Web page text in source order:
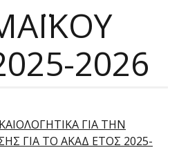
2026
ΓΙΑ ΤΗΝ
ΓΙΑ ΤΟ ΑΚΑΔ ΕΤΟΣ 2025-